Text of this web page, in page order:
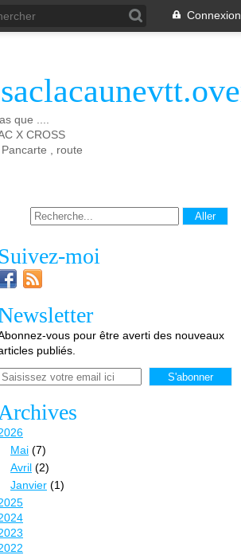
Connexion
que ....
X CROSS
, route
moi
vous pour être averti des nouveaux
publiés.
Email
Archives
Mai (7)
Avril (2)
Janvier (1)